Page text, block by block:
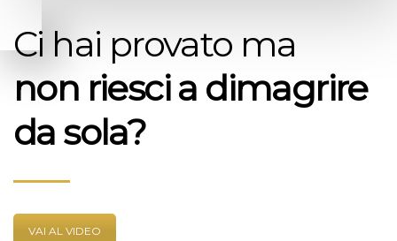
Ci hai provato ma
non riesci a dimagrire
da sola?
VAI AL VIDEO